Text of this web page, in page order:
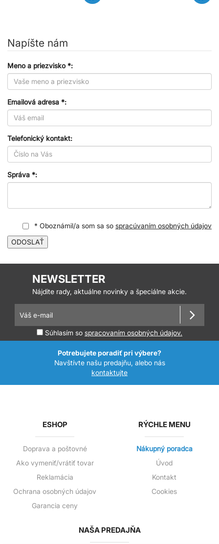
Napíšte nám
Meno a priezvisko *:
Emailová adresa *:
Telefonický kontakt:
Správa *:
* Oboznámil/a som sa so spracúvaním osobných údajov
ODOSLAŤ
NEWSLETTER
Nájdite rady, aktuálne novinky a špeciálne akcie.
Súhlasím so spracovaním osobných údajov.
Potrebujete poradiť pri výbere?
Navštívte našu predajňu, alebo nás
kontaktujte
ESHOP
Doprava a poštovné
Ako vymeniť/vrátiť tovar
Reklamácia
Ochrana osobných údajov
Garancia ceny
RÝCHLE MENU
Nákupný poradca
Úvod
Kontakt
Cookies
NAŠA PREDAJŇA